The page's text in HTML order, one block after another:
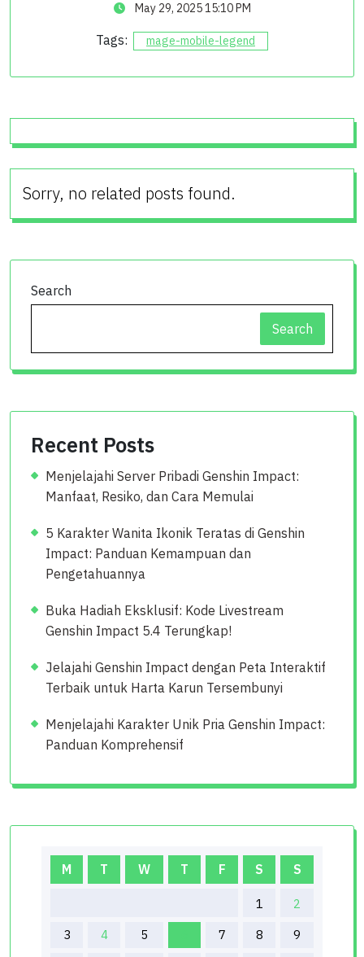
May 29, 2025 15:10 PM
Tags: mage-mobile-legend
Sorry, no related posts found.
Search
Search
Recent Posts
Menjelajahi Server Pribadi Genshin Impact:
Manfaat, Resiko, dan Cara Memulai
5 Karakter Wanita Ikonik Teratas di Genshin
Impact: Panduan Kemampuan dan
Pengetahuannya
Buka Hadiah Eksklusif: Kode Livestream
Genshin Impact 5.4 Terungkap!
Jelajahi Genshin Impact dengan Peta Interaktif
Terbaik untuk Harta Karun Tersembunyi
Menjelajahi Karakter Unik Pria Genshin Impact:
Panduan Komprehensif
M T W T F S S
1
2
3
4 5 7 8
9